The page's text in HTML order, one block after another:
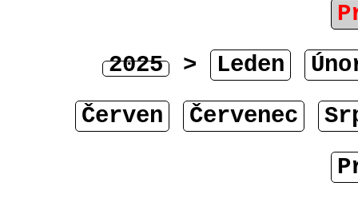
2025 > Leden
Červen
Červenec